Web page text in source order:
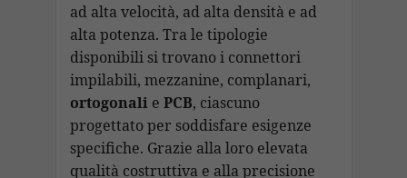
ad alta velocità, ad alta densità e ad
alta potenza. Tra le tipologie
disponibili si trovano i connettori
impilabili, mezzanine, complanari,
ortogonalie PCB, ciascuno
progettato per soddisfare esigenze
specifiche. Grazie alla loro elevata
qualità costruttiva e alla precisione